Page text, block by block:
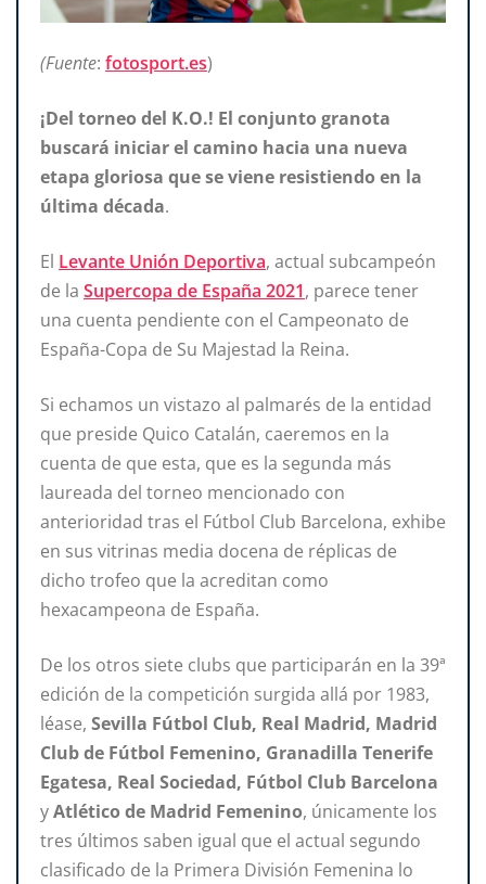
(Fuente: fotosport.es)
¡Del torneo del K.O.! El conjunto granota
buscará iniciar el camino hacia una nueva
etapa gloriosa que se viene resistiendo en la
última década.
El Levante Unión Deportiva, actual subcampeón
de la Supercopa de España 2021, parece tener
una cuenta pendiente con el Campeonato de
España-Copa de Su Majestad la Reina.
Si echamos un vistazo al palmarés de la entidad
que preside Quico Catalán, caeremos en la
cuenta de que esta, que es la segunda más
laureada del torneo mencionado con
anterioridad tras el Fútbol Club Barcelona, exhibe
en sus vitrinas media docena de réplicas de
dicho trofeo que la acreditan como
hexacampeona de España.
De los otros siete clubs que participarán en la 39ª
edición de la competición surgida allá por 1983,
léase, Sevilla Fútbol Club, Real Madrid, Madrid
Club de Fútbol Femenino, Granadilla Tenerife
Egatesa, Real Sociedad, Fútbol Club Barcelona
yAtlético de Madrid Femenino, únicamente los
tres últimos saben igual que el actual segundo
clasificado de la Primera División Femenina lo